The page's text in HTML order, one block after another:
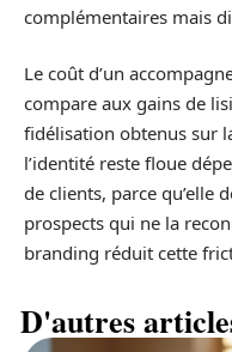
complémentaires mais
Le coût d’un
compare aux gains de
fidélisation obtenus sur
l’identité reste floue
de clients, parce qu’elle
prospects qui ne la
branding réduit cette
D'autres